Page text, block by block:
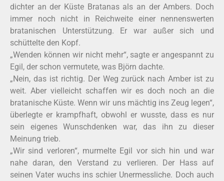
dichter an der Küste Bratanas als an der Ambers. Doch
immer noch nicht in Reichweite einer nennenswerten
bratanischen Unterstützung. Er war außer sich und
schüttelte den Kopf.
„Wenden können wir nicht mehr“, sagte er angespannt zu
Egil, der schon vermutete, was Björn dachte.
„Nein, das ist richtig. Der Weg zurück nach Amber ist zu
weit. Aber vielleicht schaffen wir es doch noch an die
bratanische Küste. Wenn wir uns mächtig ins Zeug legen“,
überlegte er krampfhaft, obwohl er wusste, dass es nur
sein eigenes Wunschdenken war, das ihn zu dieser
Meinung trieb.
„Wir sind verloren“, murmelte Egil vor sich hin und war
nahe daran, den Verstand zu verlieren. Der Hass auf
seinen Vater wuchs ins schier Unermessliche. Doch auch